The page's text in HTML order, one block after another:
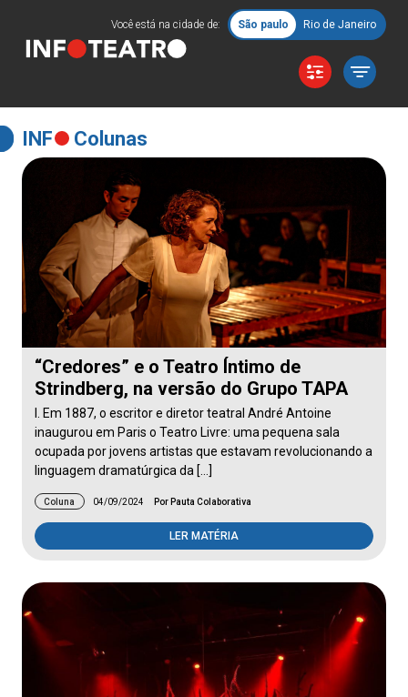
Você está na cidade de: São paulo Rio de Janeiro
INF Colunas
“Credores” e o Teatro Íntimo de
Strindberg, na versão do Grupo TAPA
I. Em 1887, o escritor e diretor teatral André Antoine
inaugurou em Paris o Teatro Livre: uma pequena sala
ocupada por jovens artistas que estavam revolucionando a
linguagem dramatúrgica da […]
Coluna 04/09/2024 Por Pauta Colaborativa
LER MATÉRIA